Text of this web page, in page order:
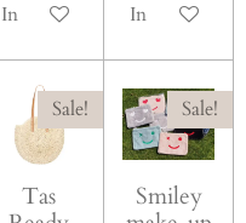
In winkelwagenIn
Sale!
Tas
Sale!
Smiley